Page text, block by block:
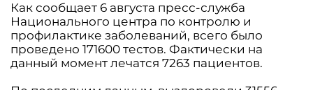
Как сообщает 6 августа пресс-служба
Национального центра по контролю и
профилактике заболеваний, всего было
проведено 171600 тестов. Фактически на
данный момент лечатся 7263 пациентов.